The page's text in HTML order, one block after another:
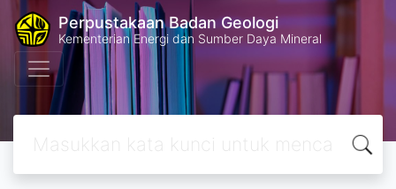
Perpustakaan Badan Geologi
Kementerian Energi dan Sumber Daya Mineral